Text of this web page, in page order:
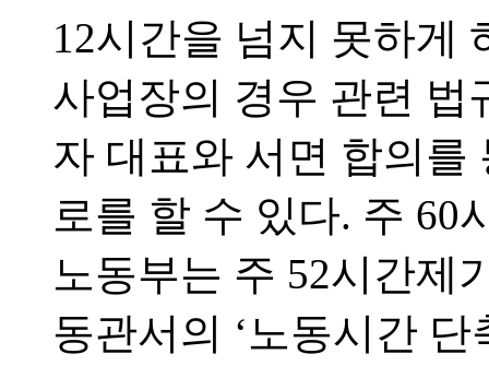
12시간을 넘지 못하게
사업장의 경우 관련 법
자 대표와 서면 합의를
로를 할 수 있다. 주 60
노동부는 주 52시간제
동관서의 ‘노동시간